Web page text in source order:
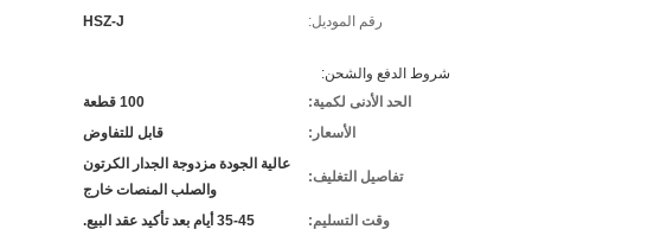
رقم الموديل:
HSZ-J
شروط الدفع والشحن:
الحد الأدنى لكمية:
100 قطعة
الأسعار:
قابل للتفاوض
تفاصيل التغليف:
عالية الجودة مزدوجة الجدار الكرتون
والصلب المنصات خارج
وقت التسليم:
35-45 أيام بعد تأكيد عقد البيع.